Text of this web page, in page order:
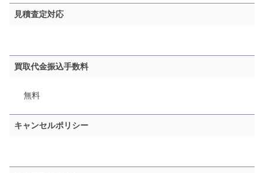
見積査定対応
買取代金振込手数料
無料
キャンセルポリシー